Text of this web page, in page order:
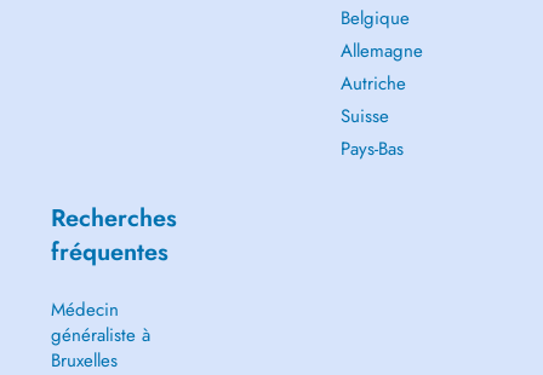
Belgique
Allemagne
Autriche
Suisse
Pays-Bas
Recherches
fréquentes
Médecin
généraliste à
Bruxelles